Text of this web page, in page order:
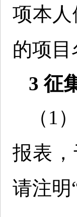
项本
的项目
3 征
（1
报表
请注明